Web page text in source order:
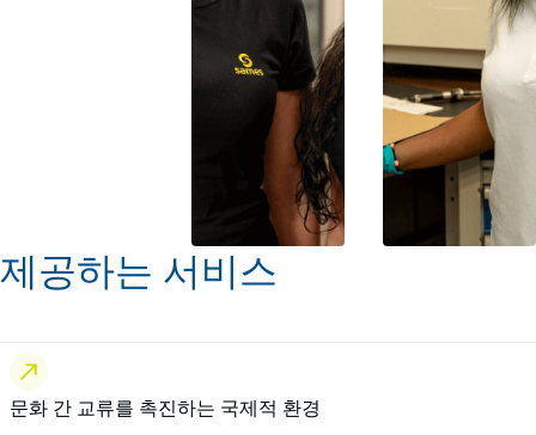
제공하는 서비스
문화 간 교류를 촉진하는 국제적 환경